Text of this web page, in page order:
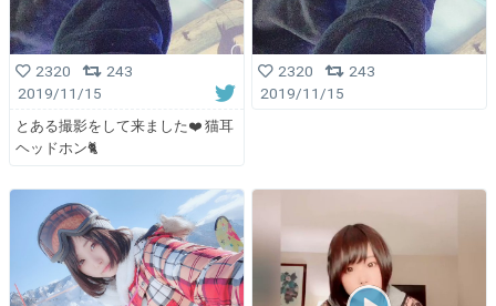
2320
243
2019/11/15
とある撮影をして来ました❤️ 猫耳
ヘッドホン🐈
2320
243
2019/11/15